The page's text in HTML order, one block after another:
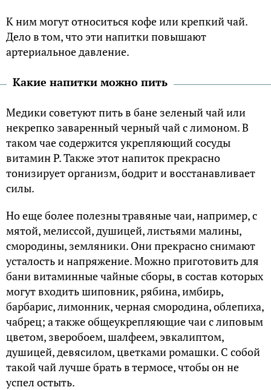
К ним могут относиться кофе или крепкий чай.
Дело в том, что эти напитки повышают
артериальное давление.
Какие напитки можно пить
Медики советуют пить в бане зеленый чай или
некрепко заваренный черный чай с лимоном. В
таком чае содержится укрепляющий сосуды
витамин Р. Также этот напиток прекрасно
тонизирует организм, бодрит и восстанавливает
силы.
Но еще более полезны травяные чаи, например, с
мятой, мелиссой, душицей, листьями малины,
смородины, земляники. Они прекрасно снимают
усталость и напряжение. Можно приготовить для
бани витаминные чайные сборы, в состав которых
могут входить шиповник, рябина, имбирь,
барбарис, лимонник, черная смородина, облепиха,
чабрец; а также общеукрепляющие чаи с липовым
цветом, зверобоем, шалфеем, эвкалиптом,
душицей, девясилом, цветками ромашки. С собой
такой чай лучше брать в термосе, чтобы он не
успел остыть.